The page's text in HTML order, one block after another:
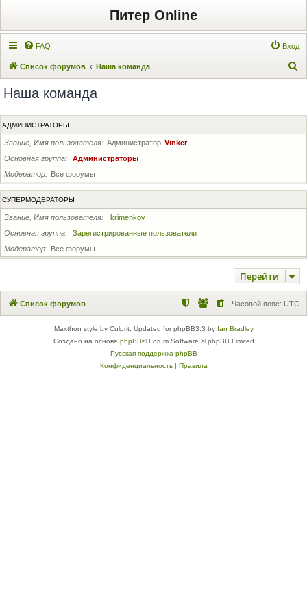
Питер Online
FAQ Вход
Список форумов Наша команда
с
Наша команда
АДМИНИСТРАТОРЫ
Звание, Имя пользователя Администратор Vinker
Основная группа
Администраторы
Модератор
Все форумы
СУПЕРМОДЕРАТОРЫ
Звание, Имя пользователя
krimenkov
Основная группа
Зарегистрированные пользователи
Модератор
Все форумы
Перейти
Список форумов Часовой пояс: UTC
Maxthon style by Culprit. Updated for phpBB3.3 by Ian Bradley
Создано на основе phpBB® Forum Software © phpBB Limited
Русская поддержка phpBB
Конфиденциальность| Правила